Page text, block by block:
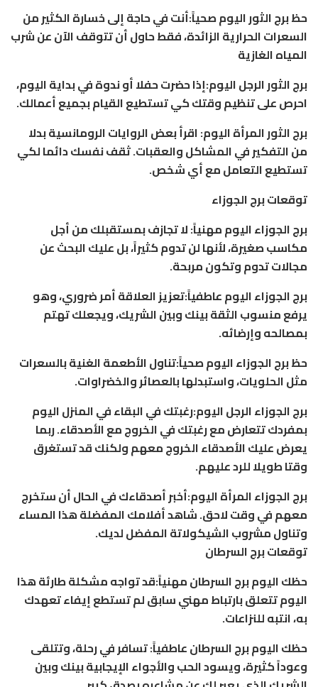
حظ برج الثور اليوم صحياً:أنت في حاجة إلى خسارة الكثير من
السعرات الحرارية الزائدة، فقط حاول أن تتوقف الآن عن شرب
المياه الغازية
برج الثور الرجل اليوم:إذا حضرت حفلا أو ندوة في بداية اليوم،
احرص على تنظيم وقتك كي تستطيع القيام بجميع أعمالك.
برج الثور المرأة اليوم: اقرأ بعض الروايات الرومانسية بدلا
من التفكير في المشاكل والعقبات. ثقف نفسك دائما لكي
تستطيع التعامل مع أي شخص.
توقعات برج الجوزاء
برج الجوزاء اليوم مهنياً: لا تجازف بمستقبلك من أجل
مكاسب صغيرة، لأنها لن تدوم كثيراً، بل عليك البحث عن
مجالات تدوم وتكون مربحة.
برج الجوزاء اليوم عاطفياً:تعزيز العلاقة أمر ضروري، وهو
يرفع منسوب الثقة بينك وبين الشريك، ويجعلك تهتم
بمصالحه وإرضائه.
حظ برج الجوزاء اليوم صحياً:تناول الأطعمة الغنية بالسعرات
مثل الحلويات، واستبدلها بالعصائر والخضراوات.
برج الجوزاء الرجل اليوم:رغبتك في البقاء في المنزل اليوم
بمفردك تتعارض مع رغبتك في الخروج مع الأصدقاء. ربما
يعرض عليك الأصدقاء الخروج معهم ولكنك قد تستغرق
وقتا طويلا للرد عليهم.
برج الجوزاء المرأة اليوم:أخبر أصدقاءك في الحال أن ستخرج
معهم في وقت لاحق. شاهد أفلامك المفضلة هذا المساء
وتناول مشروب الشيكولاتة المفضل لديك.
توقعات برج السرطان
حظك اليوم برج السرطان مهنياً:قد تواجه مشكلة طارئة هذا
اليوم تتعلق بارتباط مهني سابق لم تستطع إيفاء تعهدك
به، انتبه للنزاعات.
حظك اليوم برج السرطان عاطفياً: تسافر في رحلة، وتتلقى
وعوداً كثيرة، ويسود الحب والأجواء الإيجابية بينك وبين